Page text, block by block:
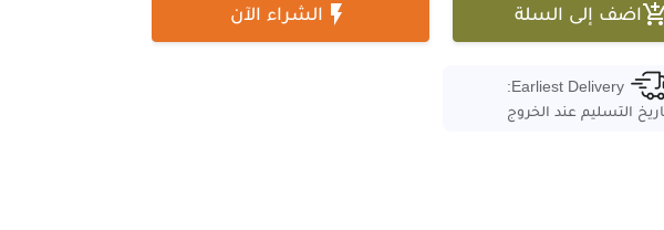
اضف إلى السلة  الشراء الآن
Earliest Delivery:
التسليم عند الخروج